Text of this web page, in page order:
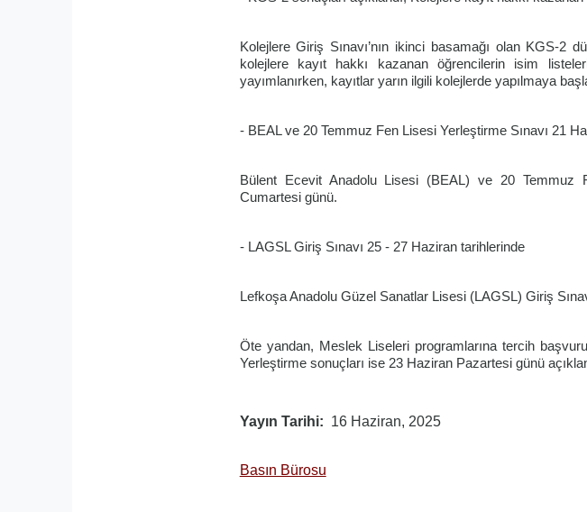
Kolejlere Giriş Sınavı’nın ikinci basamağı olan KGS-2
kolejlere kayıt hakkı kazanan öğrencilerin isim
yayımlanırken, kayıtlar yarın ilgili kolejlerde yapılmaya
- BEAL ve 20 Temmuz Fen Lisesi Yerleştirme Sınavı 21
Bülent Ecevit Anadolu Lisesi (BEAL) ve 20 Temmuz
Cumartesi günü.
- LAGSL Giriş Sınavı 25 - 27 Haziran tarihlerinde
Lefkoşa Anadolu Güzel Sanatlar Lisesi (LAGSL) Giriş
Öte yandan, Meslek Liseleri programlarına tercih
Yerleştirme sonuçları ise 23 Haziran Pazartesi günü
Yayın Tarihi 16 Haziran, 2025
Basın Bürosu